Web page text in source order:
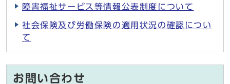
障害福祉サービス等情報公表制度について
社会保険及び労働保険の適用状況の確認につい
て
お問い合わせ